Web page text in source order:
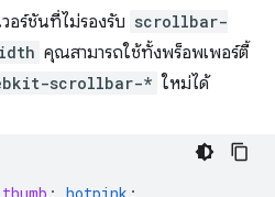
วอร์ชันที่ไม่รองรับ scrollbar-
คุณสามารถใช้ทั้งพร็อพเพอร์ตี้
scrollbar-* ใหม่ได้